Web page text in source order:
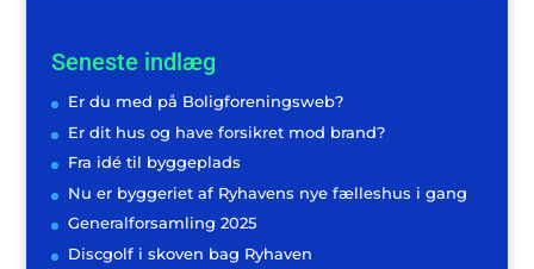
Seneste indlæg
Er du med på Boligforeningsweb?
Er dit hus og have forsikret mod brand?
Fra idé til byggeplads
Nu er byggeriet af Ryhavens nye fælleshus i gang
Generalforsamling 2025
Discgolf i skoven bag Ryhaven